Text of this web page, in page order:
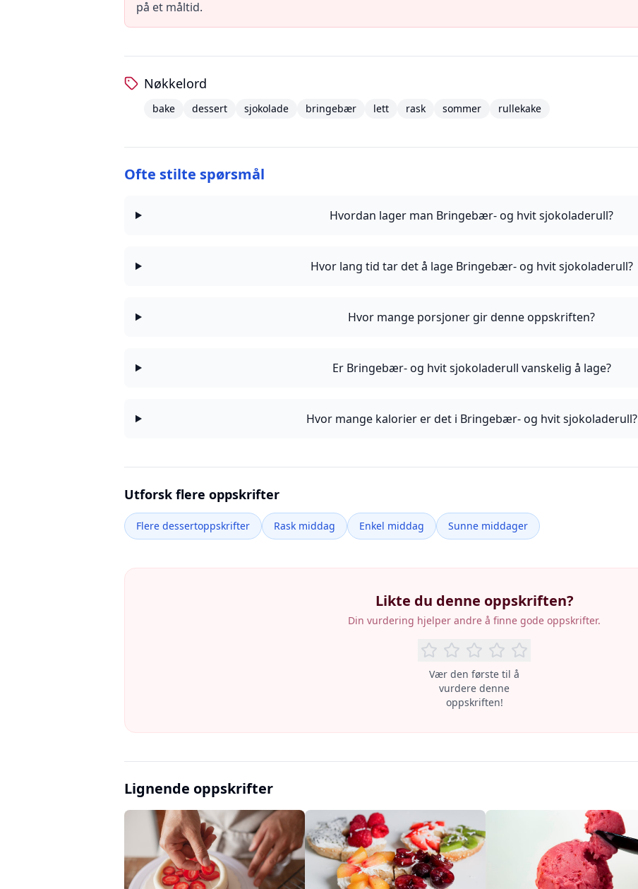
på et måltid.
Nøkkelord
bake dessert sjokolade bringebær lett rask sommer rullekake
Ofte stilte spørsmål
Hvordan lager man Bringebær- og hvit sjokoladerull?
Hvor lang tid tar det å lage Bringebær- og hvit sjokoladerull?
Hvor mange porsjoner gir denne oppskriften?
Er Bringebær- og hvit sjokoladerull vanskelig å lage?
Hvor mange kalorier er det i Bringebær- og hvit sjokoladerull?
Utforsk flere oppskrifter
Flere dessertoppskrifter Rask middag Enkel middag Sunne middager
Likte du denne oppskriften?
Din vurdering hjelper andre å finne gode oppskrifter.
Vær den første til å
vurdere denne
oppskriften!
Lignende oppskrifter